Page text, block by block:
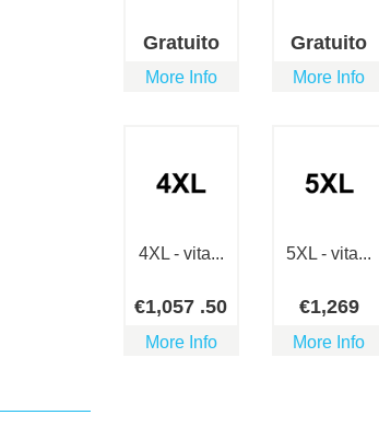
Gratuito
More Info
Gratuito
More Info
4XL - vita...
€1,057 .50
More Info
5XL - vita...
€1,269
More Info